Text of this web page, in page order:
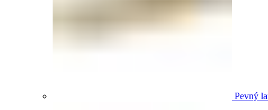
Pevný